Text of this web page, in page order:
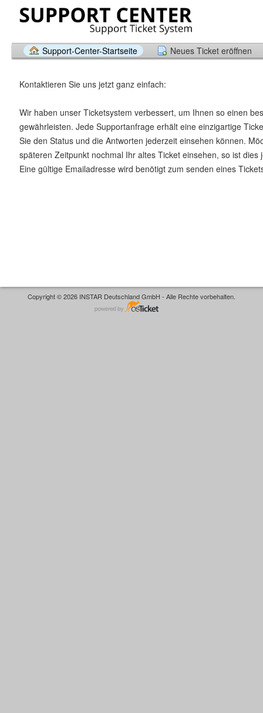
Support-Center-Startseite Neues Ticket eröffnen
Kontaktieren Sie uns jetzt ganz einfach:
Wir haben unser Ticketsystem verbessert, um Ihnen so einen
gewährleisten. Jede Supportanfrage erhält eine einzigartige
Sie den Status und die Antworten jederzeit einsehen können.
späteren Zeitpunkt nochmal Ihr altes Ticket einsehen, so ist dies
Eine gültige Emailadresse wird benötigt zum senden eines
Copyright © 2026 INSTAR Deutschland GmbH - Alle Rechte vorbehalten.